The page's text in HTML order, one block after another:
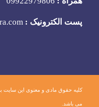
پست الکترونیک :
کلیه حقوق مادی و معنوی این سایت
می باشد.